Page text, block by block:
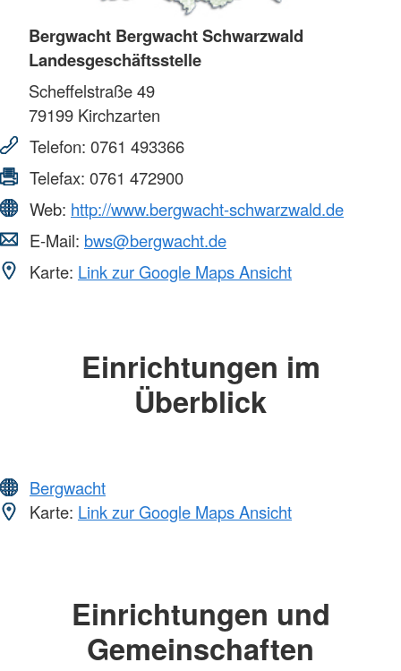
Bergwacht Bergwacht Schwarzwald
Landesgeschäftsstelle
Scheffelstraße 49
79199 Kirchzarten
Telefon: 0761 493366
Telefax: 0761 472900
Web: http://www.bergwacht-schwarzwald.de
E-Mail: bws@bergwacht.de
Karte: Link zur Google Maps Ansicht
Einrichtungen im
Überblick
Bergwacht
Karte: Link zur Google Maps Ansicht
Einrichtungen und
Gemeinschaften